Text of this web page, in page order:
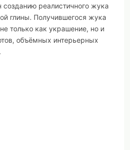
реалистичного жука
глины. Получившегося жука
только как украшение, но и
объёмных интерьерных